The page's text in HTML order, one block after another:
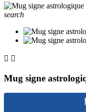
search
 
Mug signe